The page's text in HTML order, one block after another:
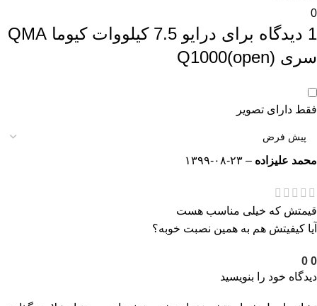
0
1 دیدگاه برای
درایو 7.5 کیلووات کیوما QMA
سری Q1000(open)
فقط دارای تصویر
محمد علیزاده – ۱۳۹۹-۰۸-۲۳
قیمتش که خیلی مناسب هست
آیا کیفیتش هم به همین نصبت خوبه؟
0
0
دیدگاه خود را بنویسید